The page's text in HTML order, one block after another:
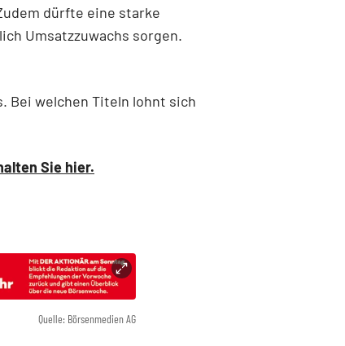
dürfte eine starke
Umsatzzuwachs sorgen.
Bei welchen Titeln lohnt sich
Sie hier.
Quelle: Börsenmedien AG